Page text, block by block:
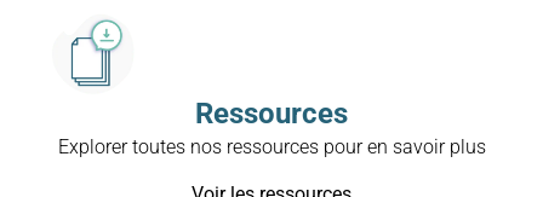
Ressources
Explorer toutes nos ressources pour en savoir plus